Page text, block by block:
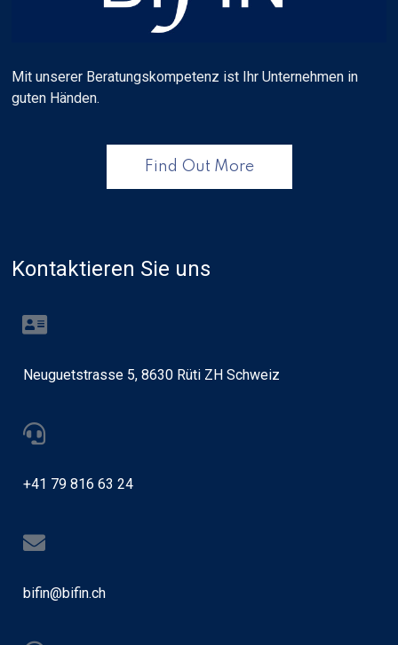
Mit unserer Beratungskompetenz ist Ihr Unternehmen in
guten Händen.
Find Out More
Kontaktieren Sie uns
Neuguetstrasse 5, 8630 Rüti ZH Schweiz
+41 79 816 63 24
bifin@bifin.ch